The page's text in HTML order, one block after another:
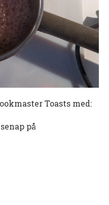
Toasts med:
på